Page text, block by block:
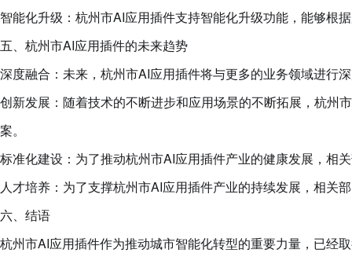
智能化升级：杭州市AI应用插件支持智能化升级功能，能够根
五、杭州市AI应用插件的未来趋势
深度融合：未来，杭州市AI应用插件将与更多的业务领域进行
创新发展：随着技术的不断进步和应用场景的不断拓展，杭州
案。
标准化建设：为了推动杭州市AI应用插件产业的健康发展，相
人才培养：为了支撑杭州市AI应用插件产业的持续发展，相关
六、结语
杭州市AI应用插件作为推动城市智能化转型的重要力量，已经